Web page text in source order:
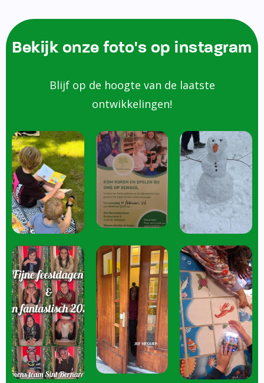
Bekijk onze foto's op instagram
Blijf op de hoogte van de laatste
ontwikkelingen!